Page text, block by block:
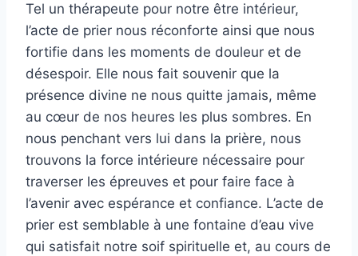
Tel un thérapeute pour notre être intérieur,
l’acte de prier nous réconforte ainsi que nous
fortifie dans les moments de douleur et de
désespoir. Elle nous fait souvenir que la
présence divine ne nous quitte jamais, même
au cœur de nos heures les plus sombres. En
nous penchant vers lui dans la prière, nous
trouvons la force intérieure nécessaire pour
traverser les épreuves et pour faire face à
l’avenir avec espérance et confiance. L’acte de
prier est semblable à une fontaine d’eau vive
qui satisfait notre soif spirituelle et, au cours de